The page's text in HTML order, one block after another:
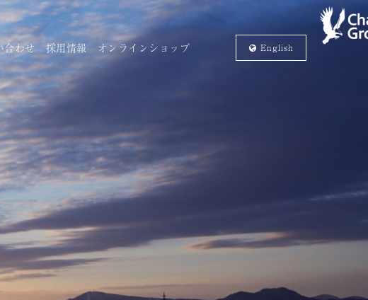
合わせ 採用情報 オンラインショップ English